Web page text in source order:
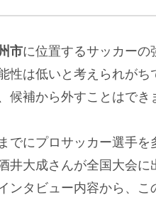
市に位置するサッカーの
性は低いと考えられが
補から外すことはでき
でにプロサッカー選手
井大成さんが全国大会
ンタビュー内容から、こ